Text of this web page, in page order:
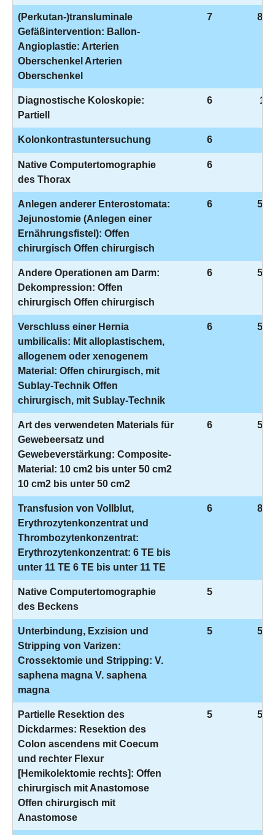
(Perkutan-)transluminale
Gefäßintervention: Ballon-
Angioplastie: Arterien
Oberschenkel Arterien
Oberschenkel
7 8-
Diagnostische Koloskopie:
Partiell
6 1-
Kolonkontrastuntersuchung 6
Native Computertomographie
des Thorax
6
Anlegen anderer Enterostomata:
Jejunostomie (Anlegen einer
Ernährungsfistel): Offen
chirurgisch Offen chirurgisch
6 5-
Andere Operationen am Darm:
Dekompression: Offen
chirurgisch Offen chirurgisch
6 5-
Verschluss einer Hernia
umbilicalis: Mit alloplastischem,
allogenem oder xenogenem
Material: Offen chirurgisch, mit
Sublay-Technik Offen
chirurgisch, mit Sublay-Technik
6 5-
Art des verwendeten Materials für
Gewebeersatz und
Gewebeverstärkung: Composite-
Material: 10 cm2 bis unter 50 cm2
10 cm2 bis unter 50 cm2
6 5-
Transfusion von Vollblut,
Erythrozytenkonzentrat und
Thrombozytenkonzentrat:
Erythrozytenkonzentrat: 6 TE bis
unter 11 TE 6 TE bis unter 11 TE
6 8-
Native Computertomographie
des Beckens
5
Unterbindung, Exzision und
Stripping von Varizen:
Crossektomie und Stripping: V.
saphena magna V. saphena
magna
5 5-
Partielle Resektion des
Dickdarmes: Resektion des
Colon ascendens mit Coecum
und rechter Flexur
[Hemikolektomie rechts]: Offen
chirurgisch mit Anastomose
Offen chirurgisch mit
Anastomose
5 5-